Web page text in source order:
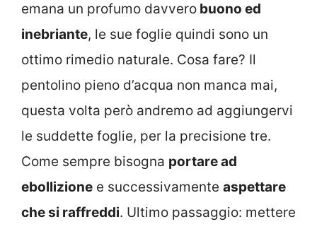
emana un profumo davvero buono ed
inebriante, le sue foglie quindi sono un
ottimo rimedio naturale. Cosa fare? Il
pentolino pieno d’acqua non manca mai,
questa volta però andremo ad aggiungervi
le suddette foglie, per la precisione tre.
Come sempre bisogna portare ad
ebollizione e successivamente aspettare
che si raffreddi. Ultimo passaggio: mettere